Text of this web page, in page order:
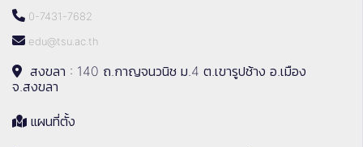
0-7431-7682
edu@tsu.ac.th
สงขลา : 140 ถ.กาญจนวนิช ม.4 ต.เขารูปช้าง อ.เมือง
จ.สงขลา
แผนที่ตั้ง